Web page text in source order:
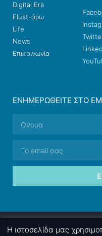
Digital Era
Flust-άρω
Life
News
Επικοινωνία
ΕΝΗΜΕΡΩΘΕΊΤΕ ΣΤΟ
Η ιστοσελίδα μας